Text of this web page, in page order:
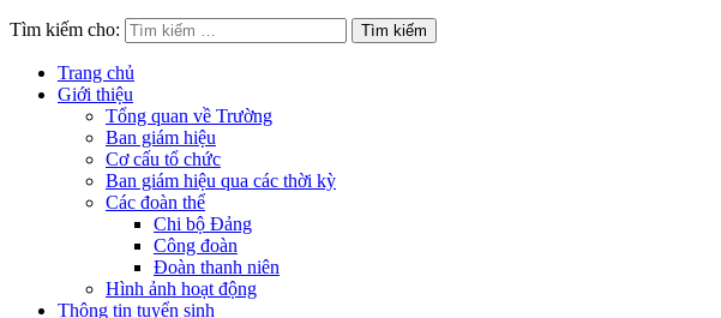
Tìm kiếm cho:
Trang chủ
Giới thiệu
Tổng quan về Trường
Ban giám hiệu
Cơ cấu tổ chức
Ban giám hiệu qua các thời kỳ
Các đoàn thể
Chi bộ Đảng
Công đoàn
Đoàn thanh niên
Hình ảnh hoạt động
Thông tin tuyển sinh